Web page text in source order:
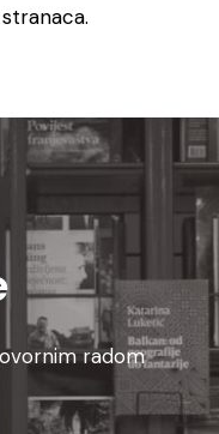
radom